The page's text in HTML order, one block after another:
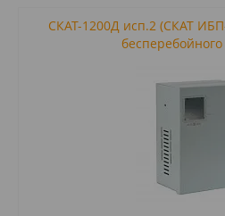
СКАТ-1200Д исп.2 (СКАТ